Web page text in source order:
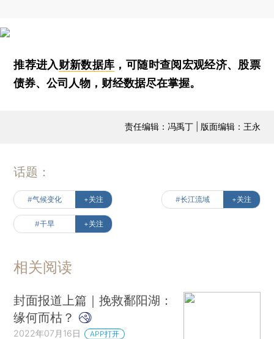
推荐进入财新数据库 ，可随时查阅宏观经济、股票
债券、公司人物，财经数据尽在掌握。
责任编辑：冯禹丁 | 版面编辑：王永
话题：
#气候变化 +关注 #长江流域 +关注
#干旱 +关注
相关阅读
封面报道上篇｜挽救鄱阳湖：
缘何而枯？
2022年07月16日 APP打开